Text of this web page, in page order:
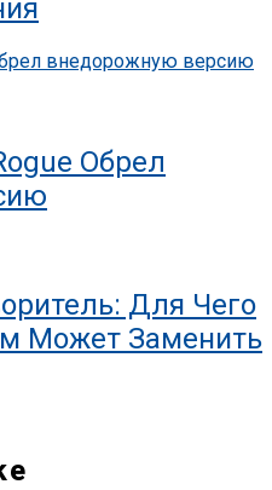
Обрел
Для Чего
Может Заменить